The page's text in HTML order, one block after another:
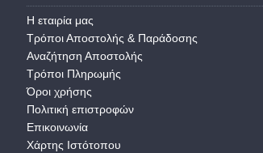
Η εταιρία μας
Τρόποι Αποστολής & Παράδοσης
Αναζήτηση Αποστολής
Τρόποι Πληρωμής
Όροι χρήσης
Πολιτική επιστροφών
Επικοινωνία
Χάρτης Ιστότοπου